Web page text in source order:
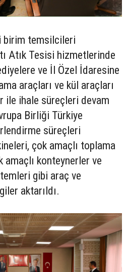
birim temsilcileri
Atık Tesisi hizmetlerinde
ve İl Özel İdaresine
araçları ve kül araçları
ile ihale süreçleri devam
Birliği Türkiye
süreçleri
çok amaçlı toplama
amaçlı konteynerler ve
gibi araç ve
aktarıldı.